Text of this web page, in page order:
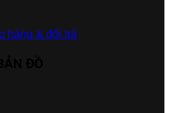
hàng & đổi trả